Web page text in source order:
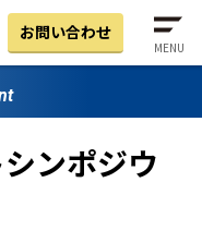
お問い合わせ
MENU
ンポジウ